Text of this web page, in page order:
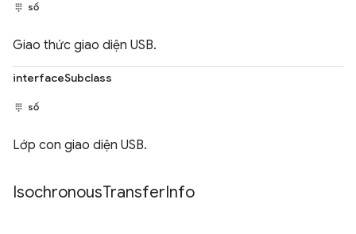
số
Giao thức giao diện USB.
interfaceSubclass
số
Lớp con giao diện USB.
IsochronousTransferInfo